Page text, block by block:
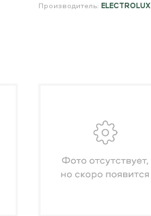
Производитель: ELECTROLUX